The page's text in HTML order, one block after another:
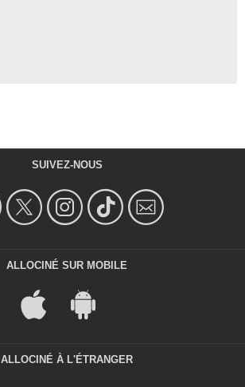
SUIVEZ-NOUS
ALLOCINÉ SUR MOBILE
ALLOCINÉ À L'ÉTRANGER